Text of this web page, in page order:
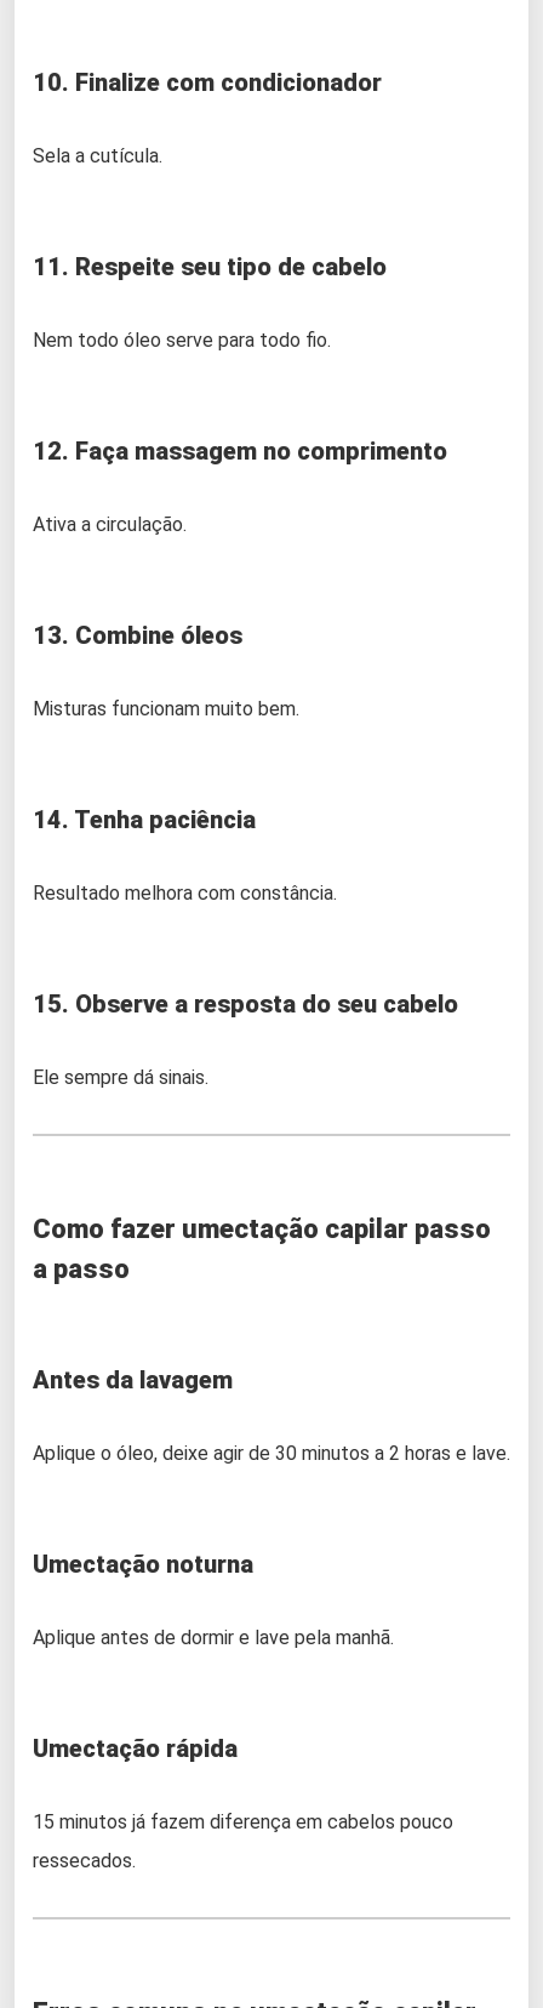
10. Finalize com condicionador
Sela a cutícula.
11. Respeite seu tipo de cabelo
Nem todo óleo serve para todo fio.
12. Faça massagem no comprimento
Ativa a circulação.
13. Combine óleos
Misturas funcionam muito bem.
14. Tenha paciência
Resultado melhora com constância.
15. Observe a resposta do seu cabelo
Ele sempre dá sinais.
Como fazer umectação capilar passo
a passo
Antes da lavagem
Aplique o óleo, deixe agir de 30 minutos a 2 horas e lave.
Umectação noturna
Aplique antes de dormir e lave pela manhã.
Umectação rápida
15 minutos já fazem diferença em cabelos pouco
ressecados.